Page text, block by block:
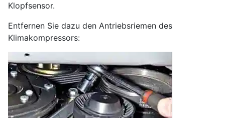
Klopfsensor.
Entfernen Sie dazu den Antriebsriemen des
Klimakompressors: